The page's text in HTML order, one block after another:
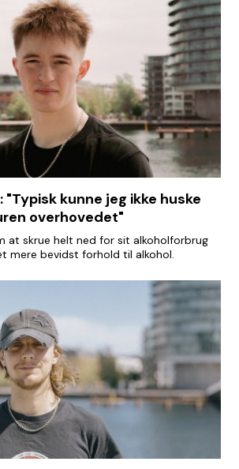
"Typisk kunne jeg ikke huske
overhovedet"
at skrue helt ned for sit alkoholforbrug
mere bevidst forhold til alkohol.